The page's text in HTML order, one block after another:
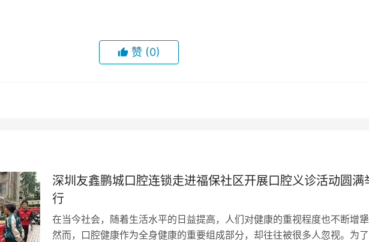
赞 (0)
深圳友鑫鹏城口腔连锁走进福保社区开展口腔义诊活动圆满
行
在当今社会，随着生活水平的日益提高，人们对健康的重视程度也不断增
然而，口腔健康作为全身健康的重要组成部分，却往往被很多人忽视。为